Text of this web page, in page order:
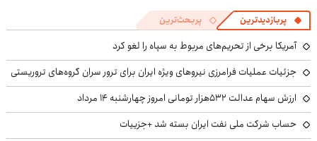
پربازدیدترین پربحث‌ترین
آمریکا برخی از تحریم‌های مربوط به سپاه را لغو کرد
جزئیات عملیات فرامرزی نیروهای ویژه ایران برای ترور سران گروه‌های تروریستی
ارزش سهام عدالت ۵۳۲هزار تومانی امروز چهارشنبه ۱۴ مرداد
حساب‌ شرکت ملی نفت ایران بسته شد +جزییات